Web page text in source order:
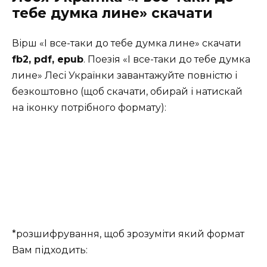
тебе думка лине» скачати
Вірш «І все-таки до тебе думка лине» скачати
fb2, pdf, epub. Поезія «І все-таки до тебе думка
лине» Лесі Українки завантажуйте повністю і
безкоштовно (щоб скачати, обирай і натискай
на іконку потрібного формату):
*розшифрування, щоб зрозуміти який формат
Вам підходить: